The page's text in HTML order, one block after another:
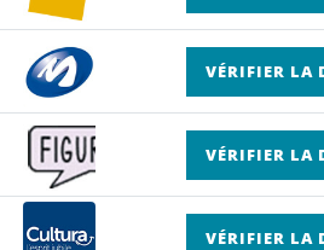
VÉRIFIER LA
VÉRIFIER LA
VÉRIFIER LA